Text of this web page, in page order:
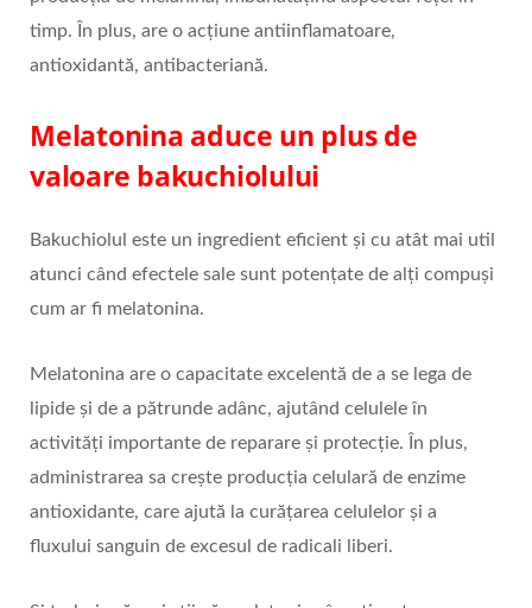
timp. În plus, are o acțiune antiinflamatoare,
antioxidantă, antibacteriană.
Melatonina aduce un plus de
valoare bakuchiolului
Bakuchiolul este un ingredient eficient și cu atât mai util
atunci când efectele sale sunt potențate de alți compuși
cum ar fi melatonina.
Melatonina are o capacitate excelentă de a se lega de
lipide și de a pătrunde adânc, ajutând celulele în
activități importante de reparare și protecție. În plus,
administrarea sa crește producția celulară de enzime
antioxidante, care ajută la curățarea celulelor și a
fluxului sanguin de excesul de radicali liberi.